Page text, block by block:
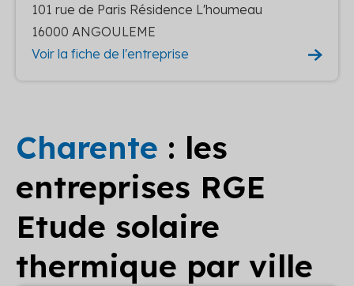
101 rue de Paris Résidence L'houmeau
16000 ANGOULEME
Voir la fiche de l'entreprise
Charente : les
entreprises RGE
Etude solaire
thermique par ville